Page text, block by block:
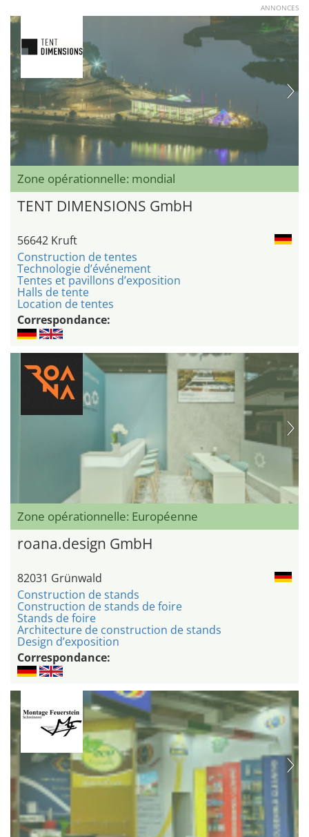
ANNONCES
Zone opérationnelle: mondial
TENT DIMENSIONS GmbH
56642 Kruft
Construction de tentes
Technologie d’événement
Tentes et pavillons d’exposition
Halls de tente
Location de tentes
Correspondance:
Zone opérationnelle: Européenne
roana.design GmbH
82031 Grünwald
Construction de stands
Construction de stands de foire
Stands de foire
Architecture de construction de stands
Design d’exposition
Correspondance: